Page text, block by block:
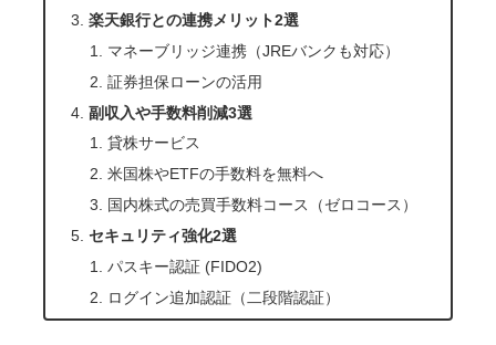
楽天銀行との連携メリット2選
マネーブリッジ連携（JREバンクも対応）
証券担保ローンの活用
副収入や手数料削減3選
貸株サービス
米国株やETFの手数料を無料へ
国内株式の売買手数料コース（ゼロコース）
セキュリティ強化2選
パスキー認証 (FIDO2)
ログイン追加認証（二段階認証）